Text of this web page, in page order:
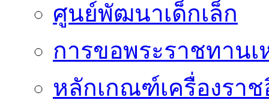
ศูนย์พัฒนาเด็กเล็ก
การขอพระราชทาน
หลักเกณฑ์เครื่องรา